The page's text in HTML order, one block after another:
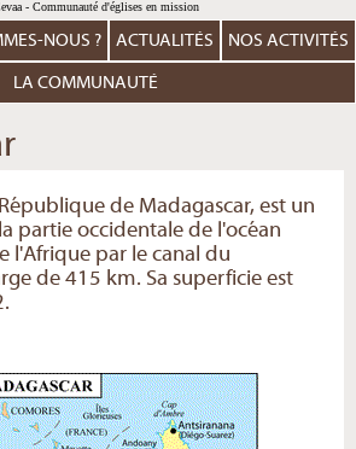
NOUS ? ACTUALITÉS NOS ACTIVITÉS
LA COMMUNAUTÉ
de Madagascar, est un
partie occidentale de l'océan
l'Afrique par le canal du
de 415 km. Sa superficie est